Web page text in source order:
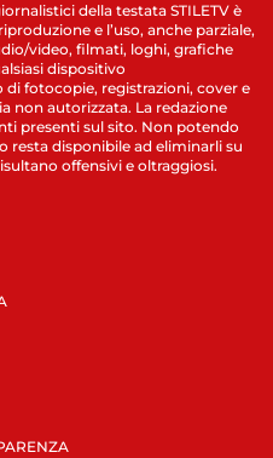
della testata STILETV è
e l’uso, anche parziale,
video, filmati, loghi, grafiche
dispositivo
fotocopie, registrazioni, cover e
non autorizzata. La redazione
presenti sul sito. Non potendo
disponibile ad eliminarli su
offensivi e oltraggiosi.